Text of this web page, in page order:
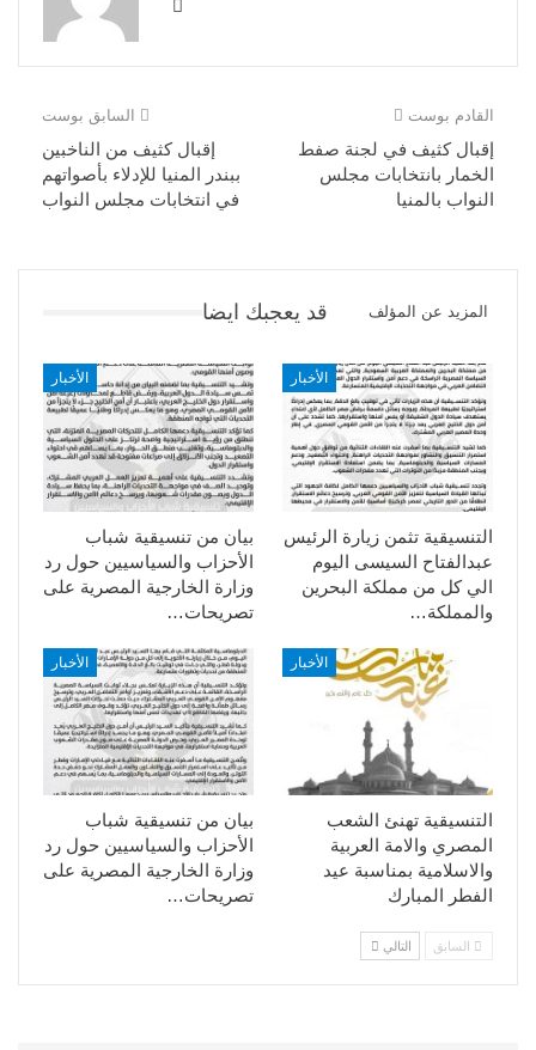
السابق بوست
إقبال كثيف من الناخبين
ببندر المنيا للإدلاء بأصواتهم
في انتخابات مجلس النواب
القادم بوست
إقبال كثيف في لجنة صفط
الخمار بانتخابات مجلس
النواب بالمنيا
قد يعجبك ايضا المزيد عن المؤلف
الأخبار
بيان من تنسيقية شباب
الأحزاب والسياسيين حول رد
وزارة الخارجية المصرية على
تصريحات…
الأخبار
التنسيقية تثمن زيارة الرئيس
عبدالفتاح السيسى اليوم
الي كل من مملكة البحرين
والمملكة…
الأخبار
بيان من تنسيقية شباب
الأحزاب والسياسيين حول رد
وزارة الخارجية المصرية على
تصريحات…
الأخبار
التنسيقية تهنئ الشعب
المصري والامة العربية
والاسلامية بمناسبة عيد
الفطر المبارك
السابق التالي